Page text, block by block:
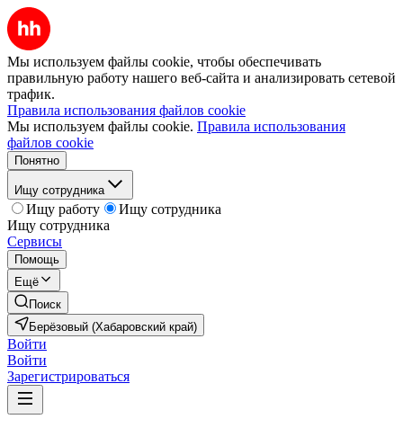
Мы используем файлы cookie, чтобы обеспечивать
правильную работу нашего веб-сайта и анализировать сетевой
трафик.
Правила использования файлов cookie
Мы используем файлы cookie. Правила использования
файлов cookie
Понятно
Ищу сотрудника
Ищу работу
Ищу сотрудника
Ищу сотрудника
Сервисы
Помощь
Ещё
Поиск
Берёзовый (Хабаровский край)
Войти
Войти
Зарегистрироваться